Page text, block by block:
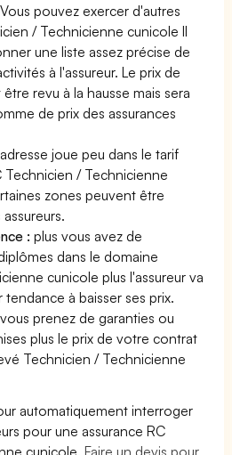
pouvez exercer d'autres
/ Technicienne cunicole Il
une liste assez précise de
à l'assureur. Le prix de
revu à la hausse mais sera
de prix des assurances
joue peu dans le tarif
Technicien / Technicienne
zones peuvent être
:plus vous avez de
dans le domaine
cunicole plus l'assureur va
à baisser ses prix.
prenez de garanties ou
plus le prix de votre contrat
Technicien / Technicienne
automatiquement interroger
pour une assurance RC
cunicole.Faire un devis pour